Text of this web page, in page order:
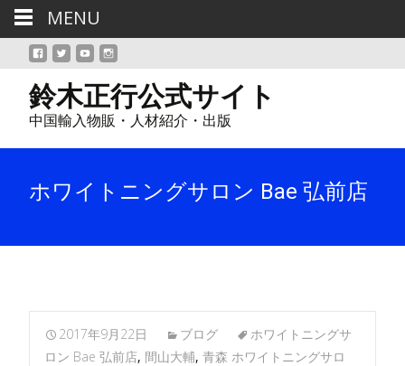
鈴木正行公式サイト
中国輸入物販・人材紹介・出版
ホワイトニングサロン Bae 弘前店
2017年9月22日 ブログ
ホワイトニングサ
ロン Bae 弘前店, 間山大輔, 青森 ホワイトニングサロ
MENU